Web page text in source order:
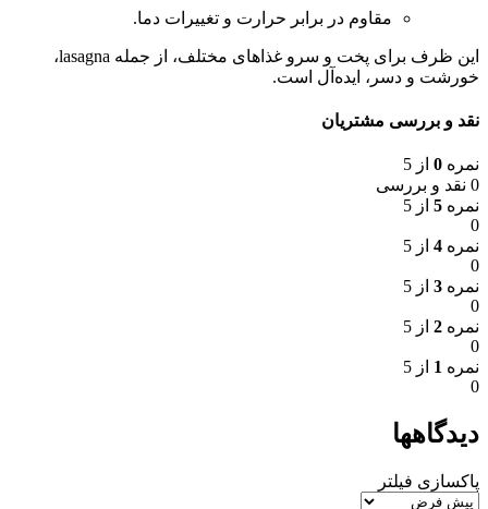
مقاوم در برابر حرارت و تغییرات دما.
این ظرف برای پخت و سرو غذاهای مختلف، از جمله lasagna،
خورشت و دسر، ایده‌آل است.
نقد و بررسی مشتریان
نمره 0 از 5
0 نقد و بررسی
نمره 5 از 5
0
نمره 4 از 5
0
نمره 3 از 5
0
نمره 2 از 5
0
نمره 1 از 5
0
دیدگاهها
پاکسازی فیلتر